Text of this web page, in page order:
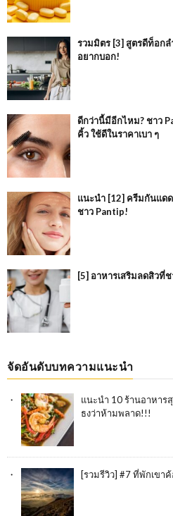
รวมมิตร [3] สูตรดีท็อก
อยากบอก!
ดีกว่านี้มีอีกไหม? ชาว
คิ้ว ใช้ดีในราคาเบา ๆ
แนะนำ [12] ครีมกันแด
ชาว Pantip!
[5] อาหารเสริมลดสิวที่
จัดอันดับบทความแนะนำ
แนะนำ 10 ร้านอาหาร
ธงว่าห้ามพลาด!!!
[รวมรีวิว] #7 ที่พักเขา